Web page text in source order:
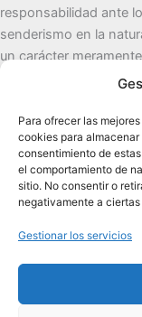
Para ofrecer las
cookies para
consentimiento de
el comportamiento de
sitio. No consentir o
negativamente a
Gestionar los servicios
responsabilidad ante
senderismo en la
un carácter
Senderismo de
Contacto:
1.200